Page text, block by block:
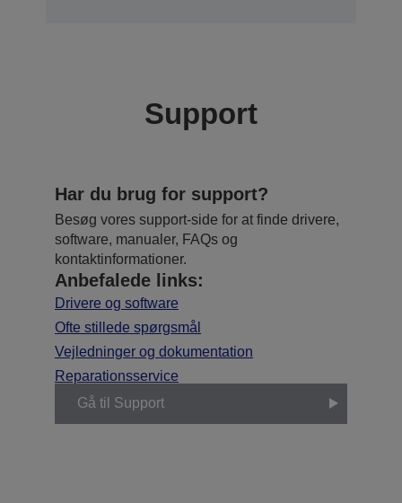
Support
Har du brug for support?
Besøg vores support-side for at finde drivere,
software, manualer, FAQs og
kontaktinformationer.
Anbefalede links:
Drivere og software
Ofte stillede spørgsmål
Vejledninger og dokumentation
Reparationsservice
Gå til Support